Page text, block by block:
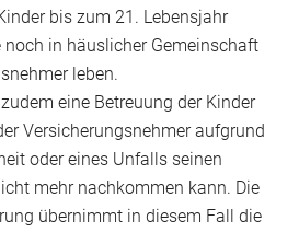
bis zum 21. Lebensjahr
noch in häuslicher Gemeinschaft
leben.
eine Betreuung der Kinder
Versicherungsnehmer aufgrund
oder eines Unfalls seinen
mehr nachkommen kann. Die
übernimmt in diesem Fall die